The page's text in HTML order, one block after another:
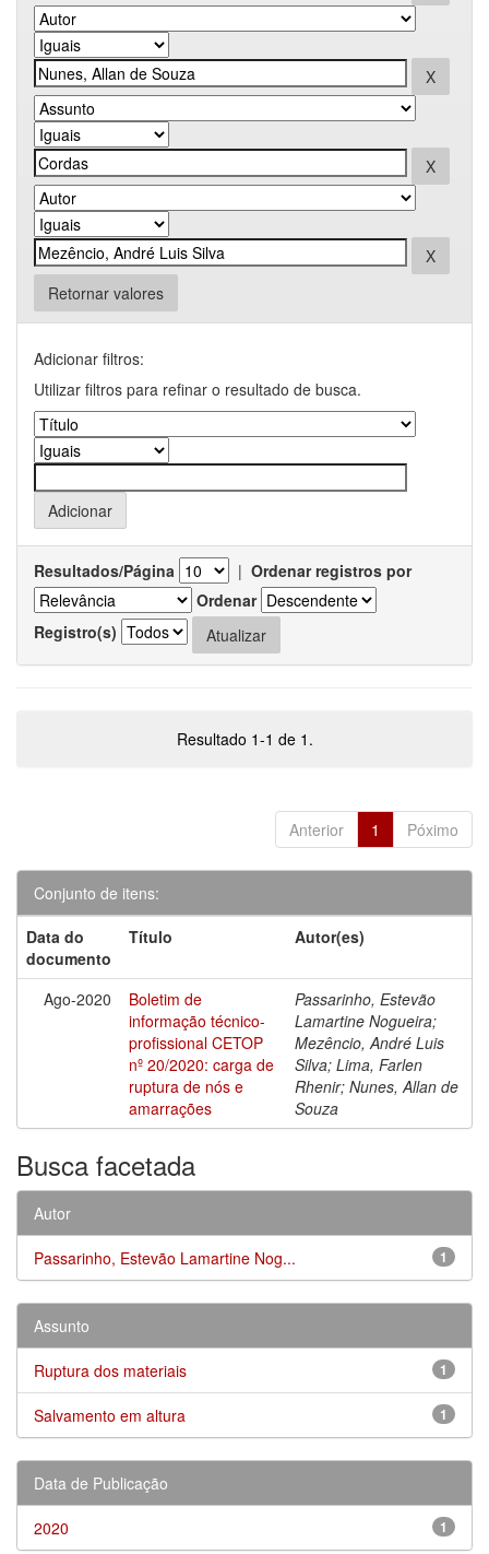
Retornar valores
Adicionar filtros:
Utilizar filtros para refinar o resultado de busca.
Resultados/Página | Ordenar registros por
Ordenar
Registro(s)
Resultado 1-1 de 1.
Anterior 1 Póximo
Conjunto de itens:
Data do
documento
Título Autor(es)
Ago-2020
Boletim de
informação técnico-
profissional CETOP
nº 20/2020: carga de
ruptura de nós e
amarrações
Passarinho, Estevão
Lamartine Nogueira;
Mezêncio, André Luis
Silva; Lima, Farlen
Rhenir; Nunes, Allan de
Souza
Busca facetada
Autor
1
Passarinho, Estevão Lamartine Nog...
Assunto
1
Ruptura dos materiais
1
Salvamento em altura
Data de Publicação
1
2020